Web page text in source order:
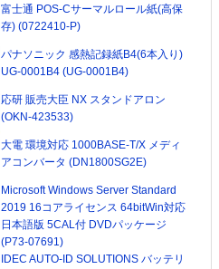
富士通 POS-Cサーマルロール紙(高保
存) (0722410-P)
パナソニック 感熱記録紙B4(6本入り)
UG-0001B4 (UG-0001B4)
応研 販売大臣 NX スタンドアロン
(OKN-423533)
大電 環境対応 1000BASE-T/X メディ
アコンバータ (DN1800SG2E)
Microsoft Windows Server Standard
2019 16コアライセンス 64bitWin対応
日本語版 5CAL付 DVDパッケージ
(P73-07691)
IDEC AUTO-ID SOLUTIONS バッテリ